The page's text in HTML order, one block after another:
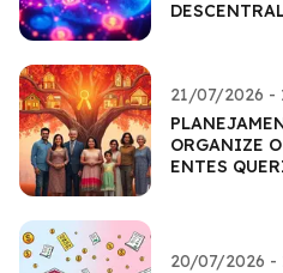
21/07/2026 -
ORGANIZE
ENTES
20/07/2026 -